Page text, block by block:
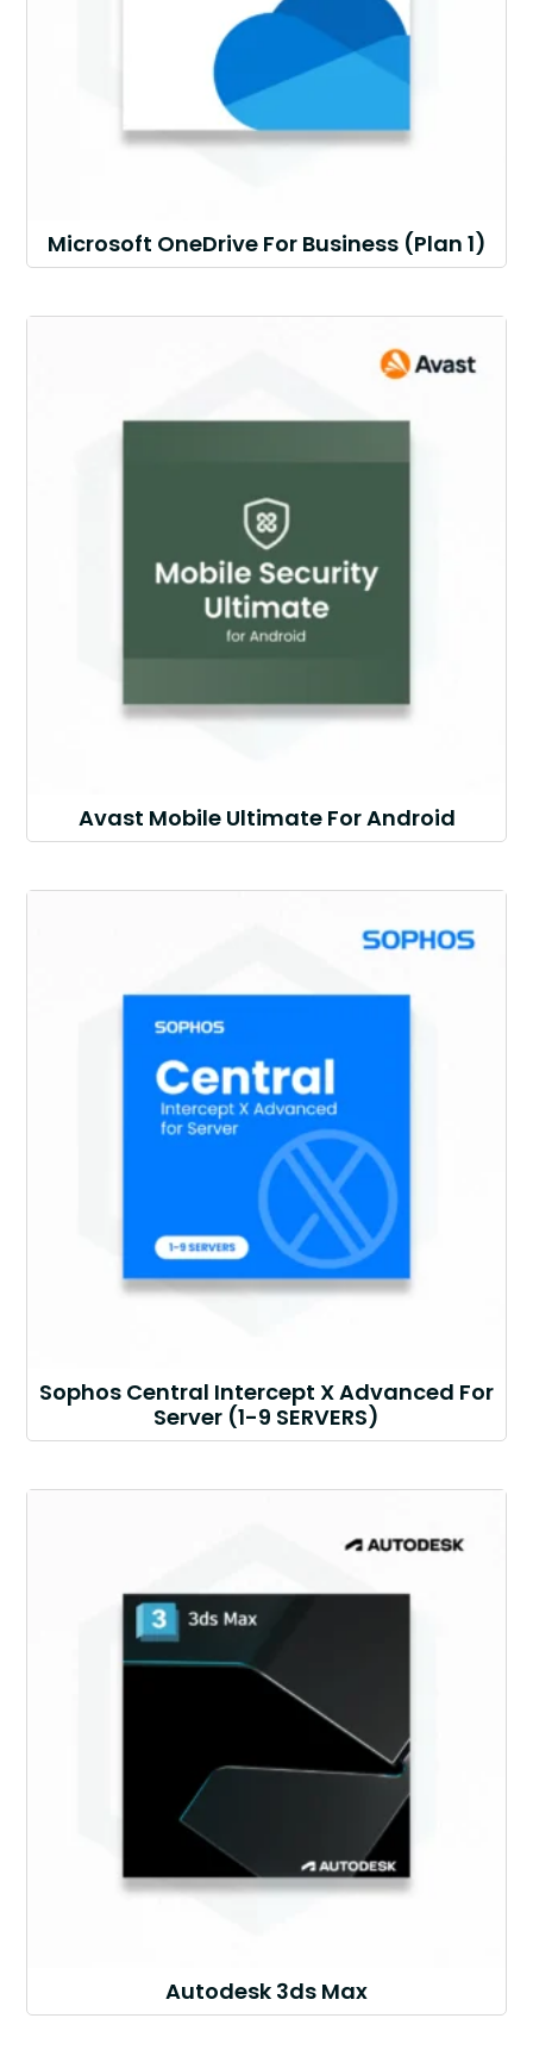
Microsoft OneDrive For Business (Plan 1)
Avast Mobile Ultimate For Android
Sophos Central Intercept X Advanced For
Server (1-9 SERVERS)
Autodesk 3ds Max